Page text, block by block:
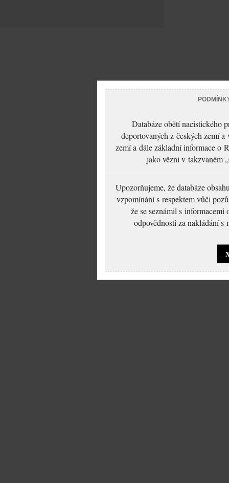
Databáze obětí nacistického
deportovaných z českých zemí
zemí a dále základní informace o
jako vězni v takzvaném
Upozorňujeme, že databáze
vzpomínání s respektem vůči
že se seznámil s
odpovědnosti za nakládání